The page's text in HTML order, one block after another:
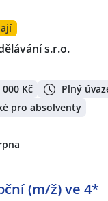
s.r.o.
Kč
Plný
pro absolventy
(m/ž) ve 4*